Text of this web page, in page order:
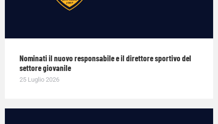
Nominati il nuovo responsabile e il direttore sportivo del
settore giovanile
25 Luglio 2026